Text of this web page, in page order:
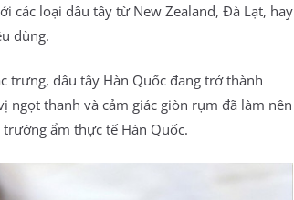
các loại dâu tây từ New Zealand, Đà Lạt, hay
dùng.
dâu tây Hàn Quốc đang trở thành
ngọt thanh và cảm giác giòn rụm đã làm nên
ẩm thực tế Hàn Quốc.